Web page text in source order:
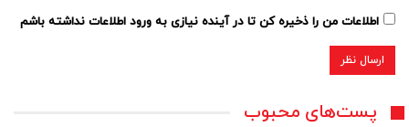
اطلاعات من را ذخیره کن تا در آینده نیازی به ورود اطلاعات نداشته باشم
پست‌های محبوب